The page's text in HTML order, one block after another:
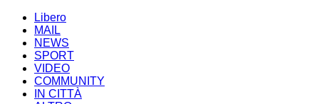
Libero
MAIL
NEWS
SPORT
VIDEO
COMMUNITY
IN CITTÀ